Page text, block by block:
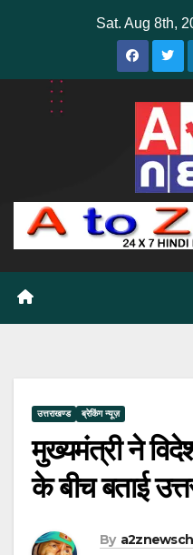
Sat. Aug 8th,
उत्तराखण्ड ब्रेकिंग न्यूज़
मुख्यमंत्री ने
के बीच बताई
By